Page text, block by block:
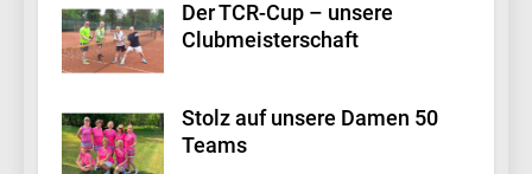
Der TCR-Cup – unsere
Clubmeisterschaft
Stolz auf unsere Damen 50
Teams